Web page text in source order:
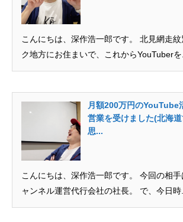
こんにちは、深作浩一郎です。 北見網走
ク地方にお住まいで、これからYouTuberを
月額200万円のYouTube
営業を受けました(北海
思...
こんにちは、深作浩一郎です。 今回の相
ャンネル運営代行会社の社長。 で、今日時...